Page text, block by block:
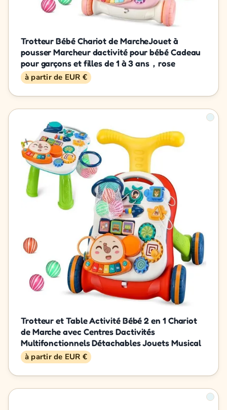
Trotteur Bébé Chariot de MarcheJouet à
pousser Marcheur dactivité pour bébé Cadeau
pour garçons et filles de 1 à 3 ans，rose
à partir de EUR €
Trotteur et Table Activité Bébé 2 en 1 Chariot
de Marche avec Centres Dactivités
Multifonctionnels Détachables Jouets Musical
à partir de EUR €